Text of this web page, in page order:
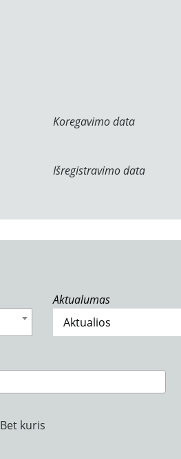
Koregavimo data
Išregistravimo data
Aktualumas
Bet kuris